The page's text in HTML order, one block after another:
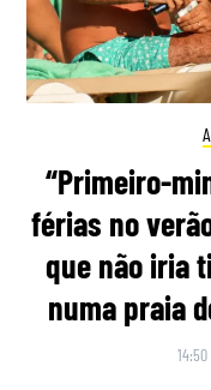
“Primeiro-
férias no
que não iria
numa praia